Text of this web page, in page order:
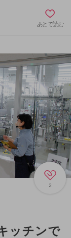
あとで読む
2
ッチンで